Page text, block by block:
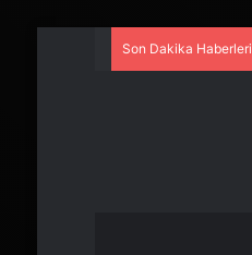
Son Dakika Haberleri